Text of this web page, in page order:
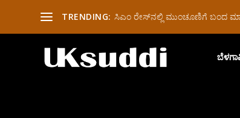
TRENDING: ಸಿಎಂ ರೇಸ್‌ನಲ್ಲಿ ಮುಂಚೂಣಿಗೆ ಬಂದ